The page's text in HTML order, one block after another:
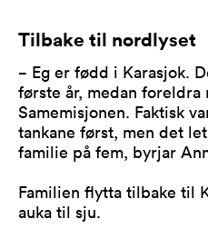
Tilbake til nordlyset
− Eg er fødd i Karasjok.
første år, medan
Samemisjonen. Faktisk
tankane først, men det
familie på fem, byrjar
Familien flytta tilbake til
auka til sju.